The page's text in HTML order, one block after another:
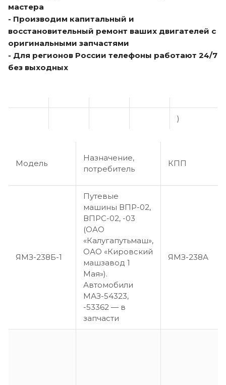
мастера
- Производим капитальный и
восстановительный ремонт ваших двигателей с
оригинальными запчастями
- Для регионов России телефоны работают 24/7
без выходных
)
Модель
Назначение,
потребитель
КПП
ЯМЗ-238Б-1
Путевые
машины ВПР-02,
ВПРС-02, -03
(ОАО
«Калугапутьмаш»,
ОАО «Кировский
машзавод 1
Мая»).
Автомобили
МАЗ-54323,
-53362 — в
запчасти
ЯМЗ-238А